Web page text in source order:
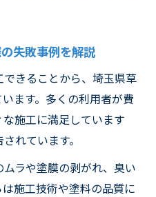
失敗事例を解説
きることから、埼玉県草
ます。多くの利用者が費
施工に満足しています
れています。
ラや塗膜の剥がれ、臭い
施工技術や塗料の品質に